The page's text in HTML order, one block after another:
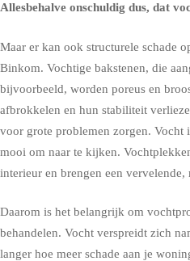
Allesbehalve onschuldig dus, dat
Maar er kan ook structurele schade
Binkom. Vochtige bakstenen, die
bijvoorbeeld, worden poreus en
afbrokkelen en hun stabiliteit
voor grote problemen zorgen. Vocht
mooi om naar te kijken.
interieur en brengen een
Daarom is het belangrijk om
behandelen. Vocht verspreidt zich
langer hoe meer schade aan je